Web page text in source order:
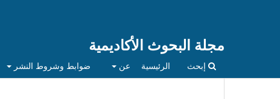
مجلة البحوث الأكاديمية
الرئيسية عن ضوابط وشروط النشر إبحث